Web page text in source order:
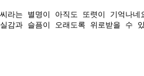
라는 별명이 아직도 또렷이 기억나
감과 슬픔이 오래도록 위로받을 수